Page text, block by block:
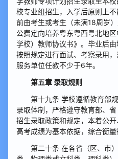
校专业组招生，入学后原则上
前由考生或考生（未满18周岁
公费定向培养粤东粤西粤北地
学校）教师协议书》。毕业后
按照规定进行面试、考察录用
服务单位任教不少于6年。
第五章 录取规则
第十九条 学校遵循教育部
录取体制，严格遵守教育部、
招生录取政策和规定，本着公
高考成绩为基本依据，综合衡量
第二十条 在各省（区、市